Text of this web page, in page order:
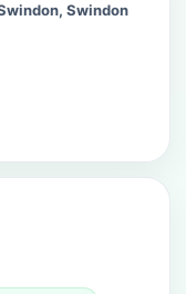
Swindon